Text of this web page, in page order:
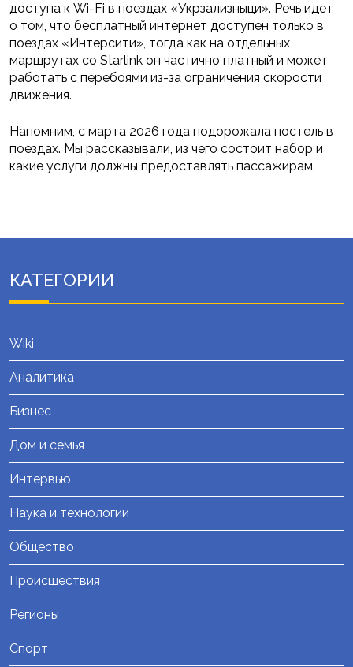
доступа к Wi-Fi в поездах «Укрзализныци». Речь идет
о том, что бесплатный интернет доступен только в
поездах «Интерсити», тогда как на отдельных
маршрутах со Starlink он частично платный и может
работать с перебоями из-за ограничения скорости
движения.
Напомним, с марта 2026 года подорожала постель в
поездах. Мы рассказывали, из чего состоит набор и
какие услуги должны предоставлять пассажирам.
КАТЕГОРИИ
Wiki
Аналитика
Бизнес
Дом и семья
Интервью
Наука и технологии
Общество
Происшествия
Регионы
Спорт